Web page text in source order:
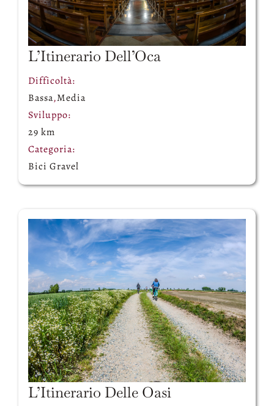
L’Itinerario Dell’Oca
Difficoltà:
Bassa,Media
Sviluppo:
29 km
Categoria:
Bici Gravel
L’Itinerario Delle Oasi